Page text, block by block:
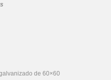
de 60×60